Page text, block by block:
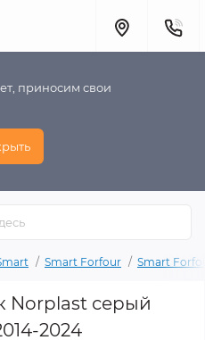
приносим свои
Smart Forfour Smart
Norplast серый
2024